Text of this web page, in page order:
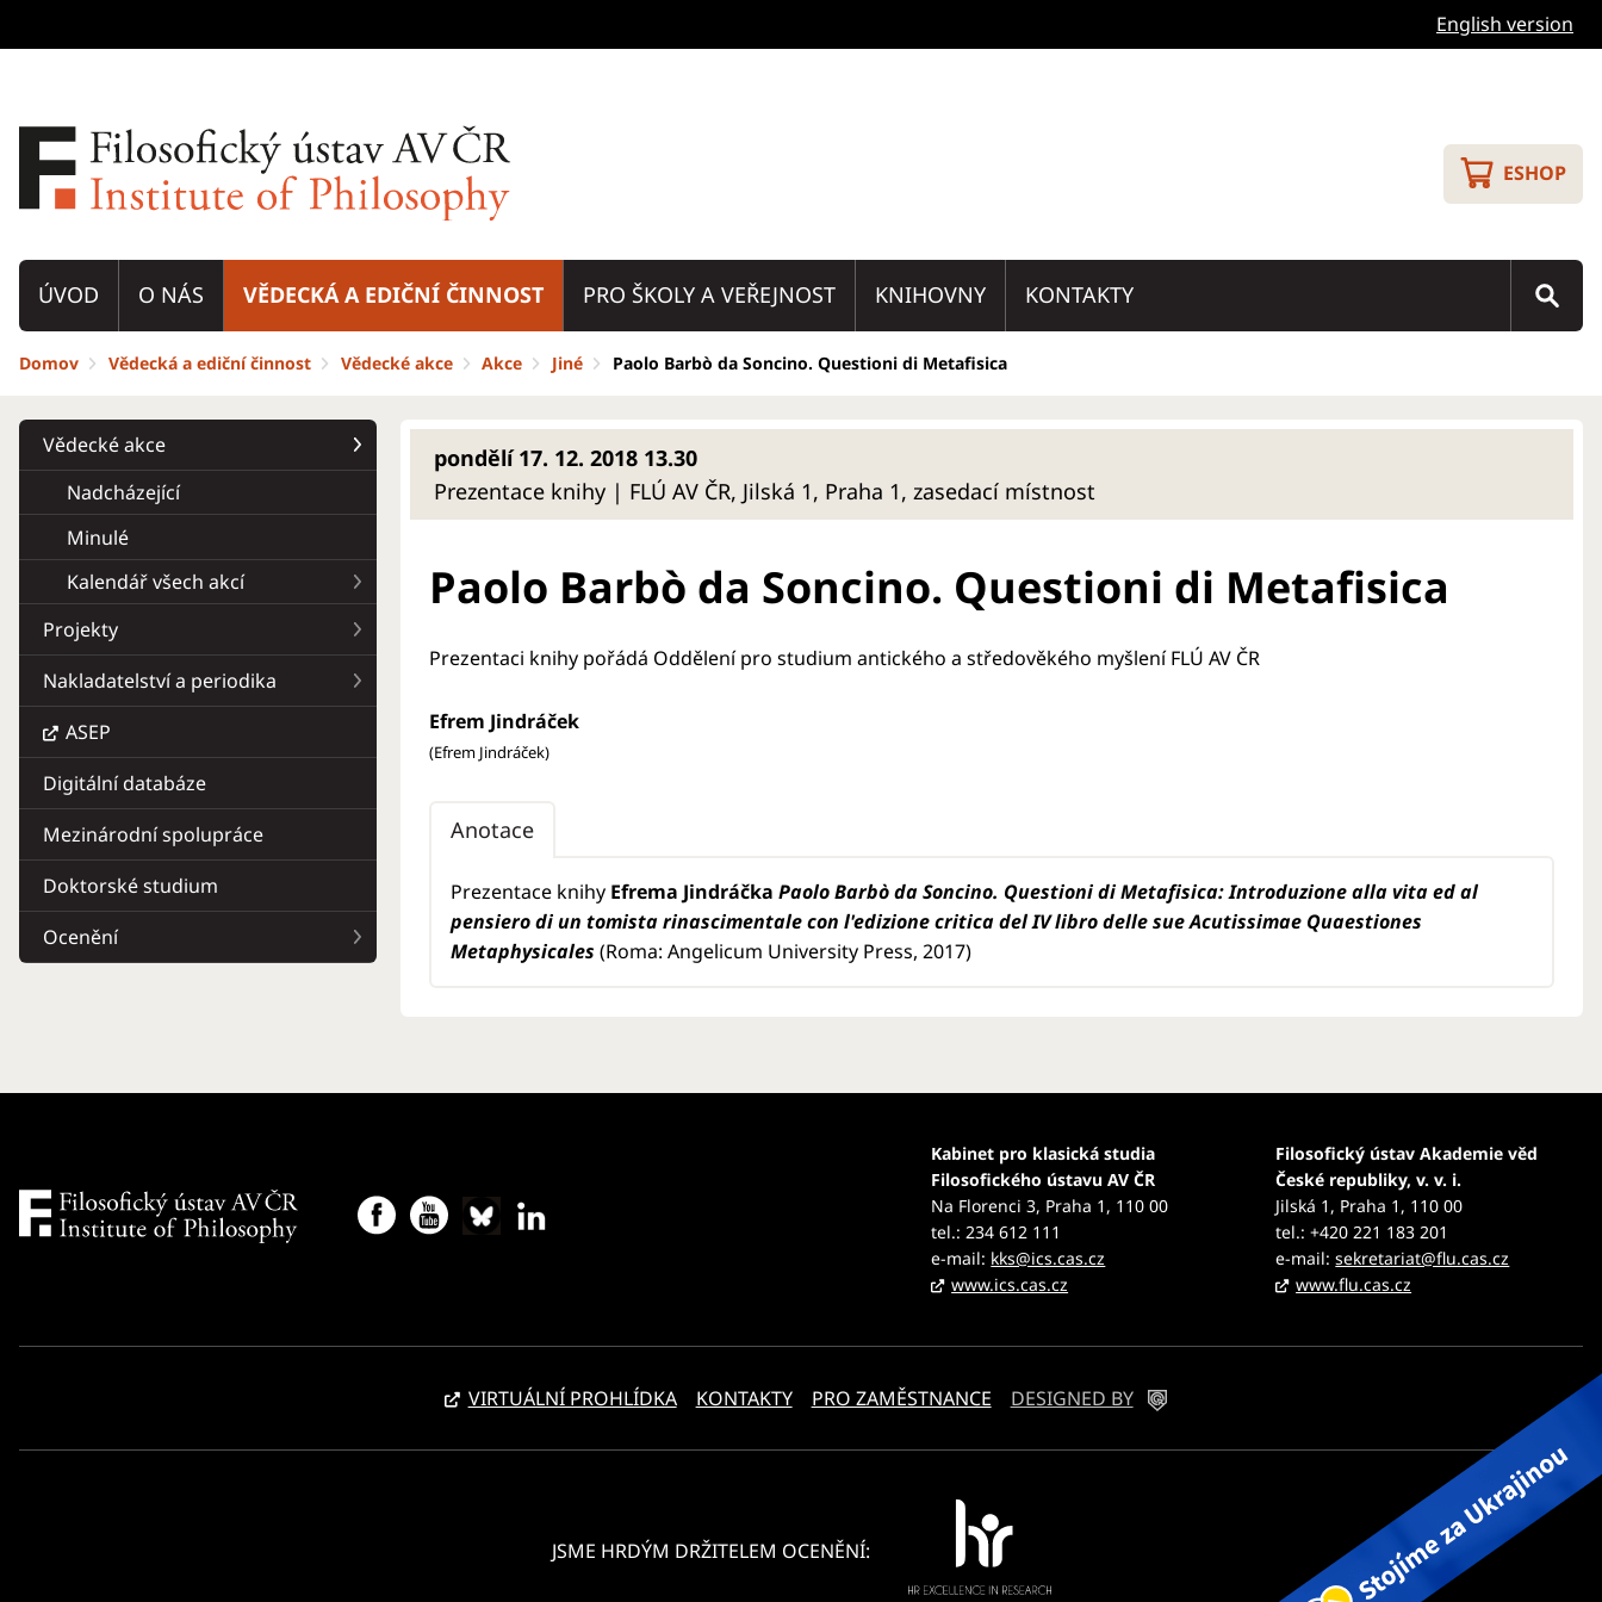
English version
ESHOP
ÚVOD O NÁS VĚDECKÁ A EDIČNÍ ČINNOST PRO ŠKOLY A VEŘEJNOST KNIHOVNY KONTAKTY
Domov Vědecká a ediční činnost Vědecké akce Akce Jiné Paolo Barbò da Soncino. Questioni di Metafisica
Vědecké akce
Nadcházející
Minulé
Kalendář všech akcí
Projekty
Nakladatelství a periodika
ASEP
Digitální databáze
Mezinárodní spolupráce
Doktorské studium
Ocenění
pondělí 17. 12. 2018 13.30
Prezentace knihy | FLÚ AV ČR, Jilská 1, Praha 1, zasedací místnost
Paolo Barbò da Soncino. Questioni di Metafisica
Prezentaci knihy pořádá Oddělení pro studium antického a středověkého myšlení FLÚ AV ČR
Efrem Jindráček
(Efrem Jindráček)
Anotace
Prezentace knihy Efrema Jindráčka Paolo Barbò da Soncino. Questioni di Metafisica: Introduzione alla vita ed al
pensiero di un tomista rinascimentale con l'edizione critica del IV libro delle sue Acutissimae Quaestiones
Metaphysicales (Roma: Angelicum University Press, 2017)
Kabinet pro klasická studia
Filosofického ústavu AV ČR
Na Florenci 3, Praha 1, 110 00
tel.: 234 612 111
e-mail: kks@ics.cas.cz
www.ics.cas.cz
Filosofický ústav Akademie věd
České republiky, v. v. i.
Jilská 1, Praha 1, 110 00
tel.: +420 221 183 201
e-mail:sekretariat@flu.cas.cz
www.flu.cas.cz
VIRTUÁLNÍ PROHLÍDKA KONTAKTY PRO ZAMĚSTNANCE DESIGNED BY
JSME HRDÝM DRŽITELEM OCENĚNÍ: